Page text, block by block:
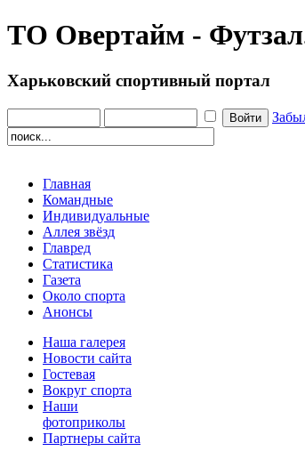
ТО Овертайм -
Харьковский спортивный портал
Главная
Командные
Индивидуальные
Аллея звёзд
Главред
Статистика
Газета
Около спорта
Анонсы
Наша галерея
Новости сайта
Гостевая
Вокруг спорта
Наши
фотоприколы
Партнеры сайта